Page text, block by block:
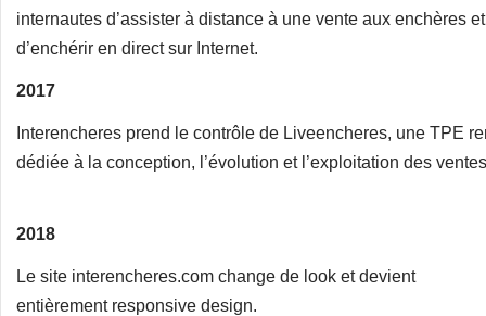
internautes d’assister à distance à une vente aux enchères et
d’enchérir en direct sur Internet.
2017
Interencheres prend le contrôle de Liveencheres, une TPE
dédiée à la conception, l’évolution et l’exploitation des
2018
Le site interencheres.com change de look et devient
entièrement responsive design.